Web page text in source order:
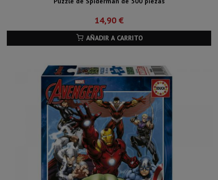
14,90 €
AÑADIR A CARRITO